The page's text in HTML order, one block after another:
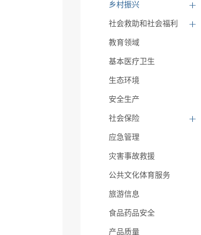
乡村振兴
社会救助和社会福利
教育领域
基本医疗卫生
生态环境
安全生产
社会保险
应急管理
灾害事故救援
公共文化体育服务
旅游信息
食品药品安全
产品质量